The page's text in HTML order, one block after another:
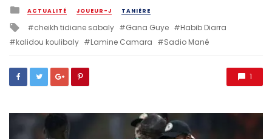
Posted
in
ACTUALITÉ JOUEUR-J TANIÈRE
Tagged
with
cheikh tidiane sabaly Gana Guye
Habib Diarra
kalidou koulibaly
Lamine Camara Sadio Mané
1